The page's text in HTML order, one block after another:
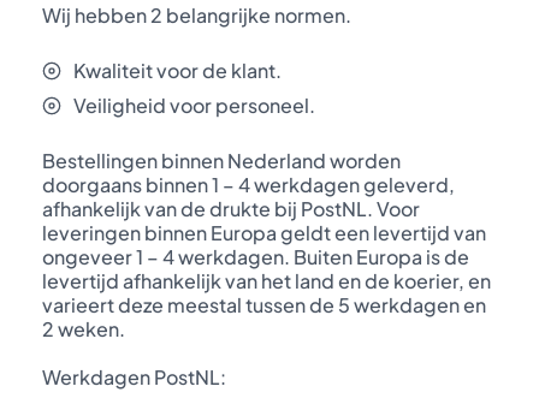
Wij hebben 2 belangrijke normen.
Kwaliteit voor de klant.
Veiligheid voor personeel.
Bestellingen binnen Nederland worden
doorgaans binnen 1 – 4 werkdagen geleverd,
afhankelijk van de drukte bij PostNL. Voor
leveringen binnen Europa geldt een levertijd van
ongeveer 1 – 4 werkdagen. Buiten Europa is de
levertijd afhankelijk van het land en de koerier, en
varieert deze meestal tussen de 5 werkdagen en
2 weken.
Werkdagen PostNL: